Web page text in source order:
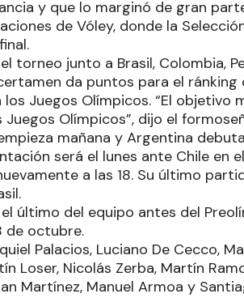
y que lo marginó de gran
de Vóley, donde la
torneo junto a Brasil, Colombia,
da puntos para el ránking
Juegos Olímpicos. “El objetivo
Juegos Olímpicos”, dijo el
mañana y Argentina
será el lunes ante Chile en
a las 18. Su último
último del equipo antes del
de octubre.
Palacios, Luciano De Cecco,
Loser, Nicolás Zerba, Martín
Martínez, Manuel Armoa y